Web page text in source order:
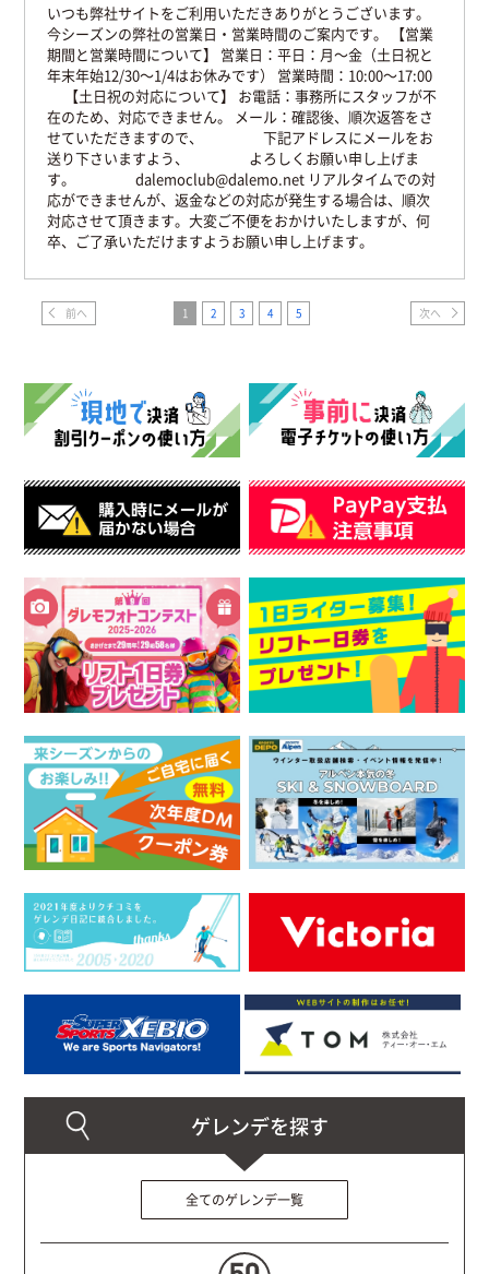
いつも弊社サイトをご利用いただきありがとうございます。
今シーズンの弊社の営業日・営業時間のご案内です。
【営業
期間と営業時間について】
営業日：平日：月〜金（土日祝と
年末年始12/30〜1/4はお休みです）
営業時間：10:00〜17:00
【土日祝の対応について】
お電話：事務所にスタッフが不
在のため、対応できません。
メール：確認後、順次返答をさ
せていただきますので、
下記アドレスにメールをお
送り下さいますよう、
よろしくお願い申し上げま
す。
dalemoclub@dalemo.net リアルタイムでの対
応ができませんが、返金などの対応が発生する場合は、順次
対応させて頂きます。大変ご不便をおかけいたしますが、何
卒、ご了承いただけますようお願い申し上げます。
前へ 1 2 3 4 5 次へ
全てのゲレンデ一覧